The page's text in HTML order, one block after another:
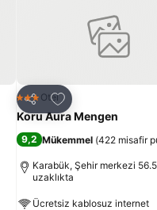
Paylaş
Favorilerime ekle
3 YıldızOtel
Koru Aura Mengen
9,2 Mükemmel (422 misafir
Karabük, Şehir merkezi
uzaklıkta
Ücretsiz kablosuz internet